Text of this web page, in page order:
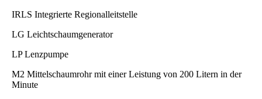
IRLS Integrierte Regionalleitstelle
LG Leichtschaumgenerator
LP Lenzpumpe
M2 Mittelschaumrohr mit einer Leistung von 200 Litern in der
Minute